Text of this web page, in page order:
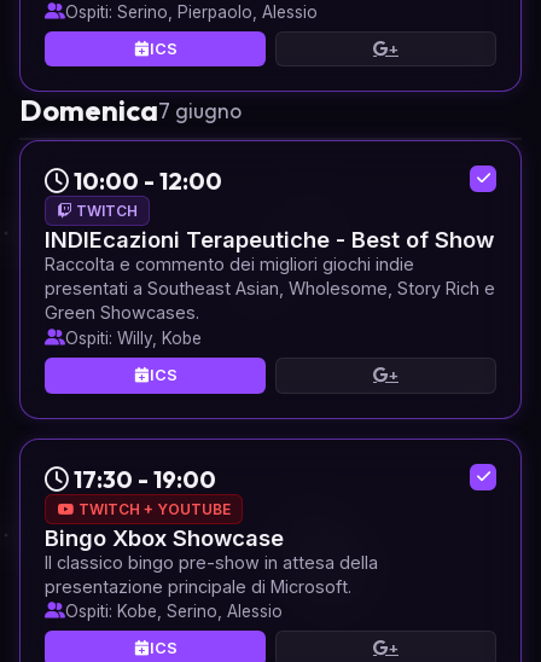
Ospiti: Serino, Pierpaolo, Alessio
ICS +
Domenica7 giugno
10:00 - 12:00
TWITCH
INDIEcazioni Terapeutiche - Best of Show
Raccolta e commento dei migliori giochi indie
presentati a Southeast Asian, Wholesome, Story Rich e
Green Showcases.
Ospiti: Willy, Kobe
ICS +
17:30 - 19:00
TWITCH + YOUTUBE
Bingo Xbox Showcase
Il classico bingo pre-show in attesa della
presentazione principale di Microsoft.
Ospiti: Kobe, Serino, Alessio
ICS +